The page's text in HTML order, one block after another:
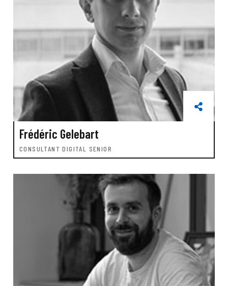
Frédéric Gelebart
CONSULTANT DIGITAL SENIOR